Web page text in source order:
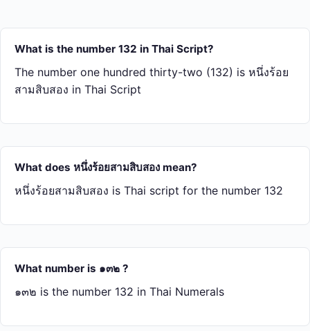
What is the number 132 in Thai Script?
The number one hundred thirty-two (132) is หนึ่ง​ร้อย​
สาม​สิบ​สอง in Thai Script
What does หนึ่ง​ร้อย​สาม​สิบ​สอง mean?
หนึ่ง​ร้อย​สาม​สิบ​สอง is Thai script for the number 132
What number is ๑๓๒ ?
๑๓๒ is the number 132 in Thai Numerals